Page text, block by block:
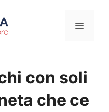
Menu
con soli
che ce